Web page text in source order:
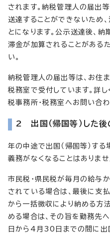
されます。納税管理人の届出
送達することができないため
とになります。公示送達後、
滞金が加算されることがある
い。
納税管理人の届出等は、お住
税務室で受付しています。詳
税事務所・税務室へお問い合わ
2 出国（帰国等）した後
年の中途で出国（帰国等）する
義務がなくなることはありませ
市民税・県民税が毎月の給与
されている場合は、最後に支
から一括徴収により納める方
める場合は、その旨を勤務先
日から4月30日までの間に出